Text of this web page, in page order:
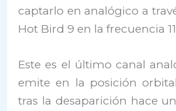
captarlo en analógico a
Hot Bird 9 en la frecuencia
Este es el último canal
emite en la posición
tras la desaparición hace